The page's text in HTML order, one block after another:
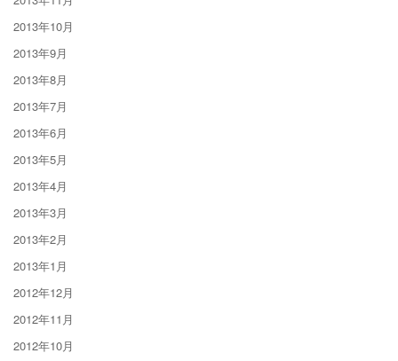
2013年10月
2013年9月
2013年8月
2013年7月
2013年6月
2013年5月
2013年4月
2013年3月
2013年2月
2013年1月
2012年12月
2012年11月
2012年10月